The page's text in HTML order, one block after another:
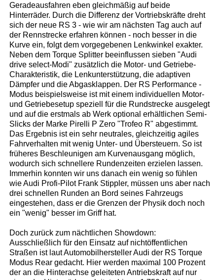
Geradeausfahren eben gleichmäßig auf beide
Hinterräder. Durch die Differenz der Vortriebskräfte dreht
sich der neue RS 3 - wie wir am nächsten Tag auch auf
der Rennstrecke erfahren können - noch besser in die
Kurve ein, folgt dem vorgegebenen Lenkwinkel exakter.
Neben dem Torque Splitter beeinflussen sieben "Audi
drive select-Modi" zusätzlich die Motor- und Getriebe-
Charakteristik, die Lenkunterstützung, die adaptiven
Dämpfer und die Abgasklappen. Der RS Performance -
Modus beispielsweise ist mit einem individuellen Motor-
und Getriebesetup speziell für die Rundstrecke ausgelegt
und auf die erstmals ab Werk optional erhältlichen Semi-
Slicks der Marke Pirelli P Zero "Trofeo R" abgestimmt.
Das Ergebnis ist ein sehr neutrales, gleichzeitig agiles
Fahrverhalten mit wenig Unter- und Übersteuern. So ist
früheres Beschleunigen am Kurvenausgang möglich,
wodurch sich schnellere Rundenzeiten erzielen lassen.
Immerhin konnten wir uns danach ein wenig so fühlen
wie Audi Profi-Pilot Frank Stippler, müssen uns aber nach
drei schnellen Runden an Bord seines Fahrzeugs
eingestehen, dass er die Grenzen der Physik doch noch
ein "wenig" besser im Griff hat.
Doch zurück zum nächtlichen Showdown:
Ausschließlich für den Einsatz auf nichtöffentlichen
Straßen ist laut Automobilhersteller Audi der RS Torque
Modus Rear gedacht. Hier werden maximal 100 Prozent
der an die Hinterachse geleiteten Antriebskraft auf nur